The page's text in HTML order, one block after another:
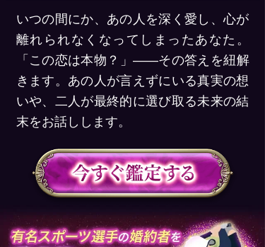
いつの間にか、あの人を深く愛し、心が
離れられなくなってしまったあなた。
「この恋は本物？」――その答えを紐解
きます。あの人が言えずにいる真実の想
いや、二人が最終的に選び取る未来の結
末をお話しします。